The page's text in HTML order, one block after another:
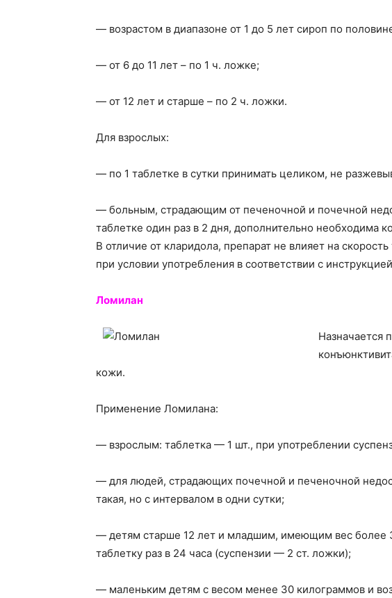
— возрастом в диапазоне от 1 до 5 лет сироп по
— от 6 до 11 лет – по 1 ч. ложке;
— от 12 лет и старше – по 2 ч. ложки.
Для взрослых:
— по 1 таблетке в сутки принимать целиком, не
— больным, страдающим от печеночной и почечной
таблетке один раз в 2 дня, дополнительно необходима
В отличие от кларидола, препарат не влияет на
при условии употребления в соответствии с
Ломилан
Назначается
кожи.
Применение Ломилана:
— взрослым: таблетка — 1 шт., при употреблении
— для людей, страдающих почечной и печеночной
такая, но с интервалом в одни сутки;
— детям старше 12 лет и младшим, имеющим вес более
таблетку раз в 24 часа (суспензии — 2 ст. ложки);
— маленьким детям с весом менее 30 килограммов и